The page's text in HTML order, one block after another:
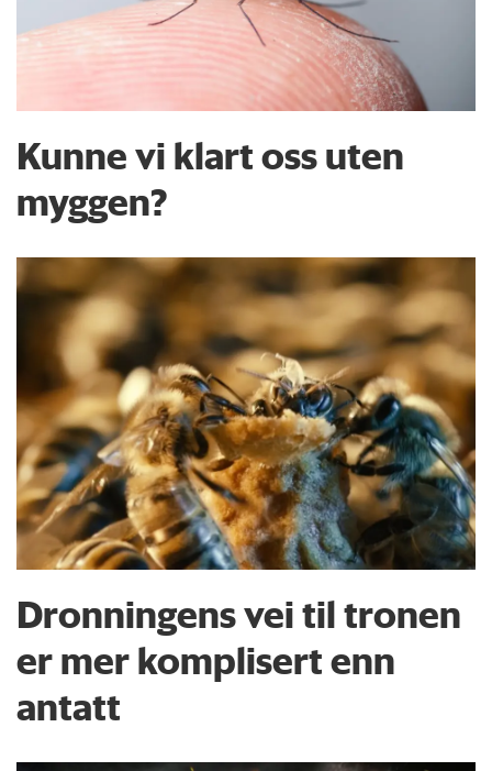
Kunne vi klart oss uten
myggen?
Dronningens vei til tronen
er mer komplisert enn
antatt